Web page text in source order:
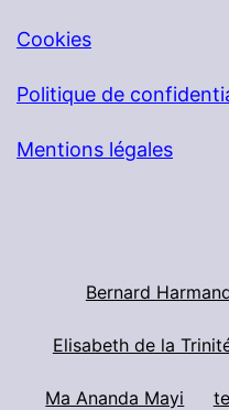
Cookies
Politique de
Mentions légales
Bernard
Elisabeth de la
Ma Ananda Mayi